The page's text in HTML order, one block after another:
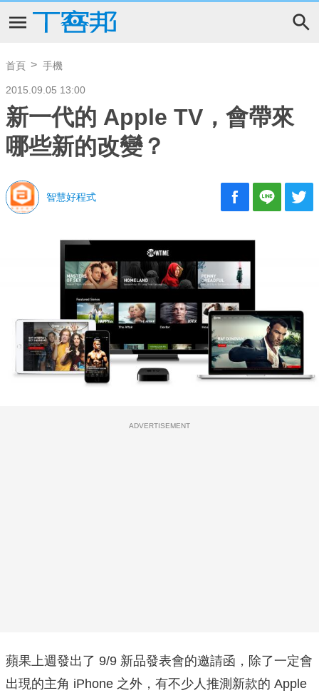
首頁 手機
2015.09.05 13:00
新一代的 Apple TV，會帶來
哪些新的改變？
智慧好程式
ADVERTISEMENT
蘋果上週發出了 9/9 新品發表會的邀請函，除了一定會
出現的主角 iPhone 之外，有不少人推測新款的 Apple